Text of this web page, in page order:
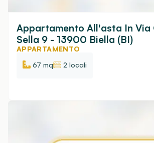
Appartamento All'asta In Via
Sella 9 - 13900 Biella (BI)
APPARTAMENTO
67 mq
2 locali